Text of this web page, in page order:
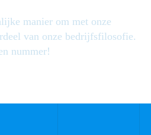
manier om met onze
van onze bedrijfsfilosofie.
nummer!